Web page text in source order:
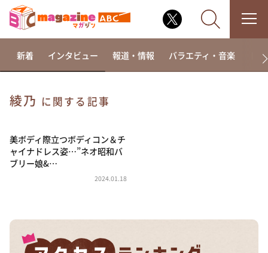
相席食堂
これ余談なんですけど・・・
～人生密着トークバラエティ！～ やすとものいたっ
河合＆A.B.C-Z塚田×福井アナ「なんでやねん！？」
新着 インタビュー 報道・情報 バラエティ・音楽 ド
綾乃 に関する記事
美ボディ際立つボディコン＆チ
ャイナドレス姿…”ネオ昭和バ
ブリー娘&…
2024.01.18